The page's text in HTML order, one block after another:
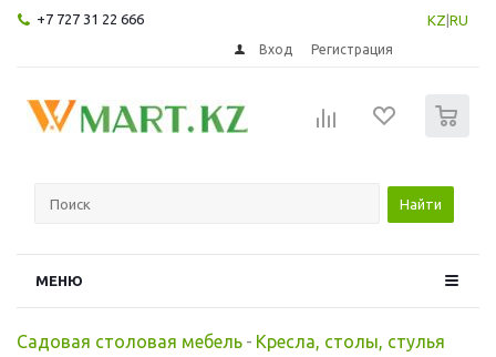
+7 727 31 22 666 KZ RU
Вход Регистрация
Найти
МЕНЮ
Садовая столовая мебель - Кресла, столы, стулья